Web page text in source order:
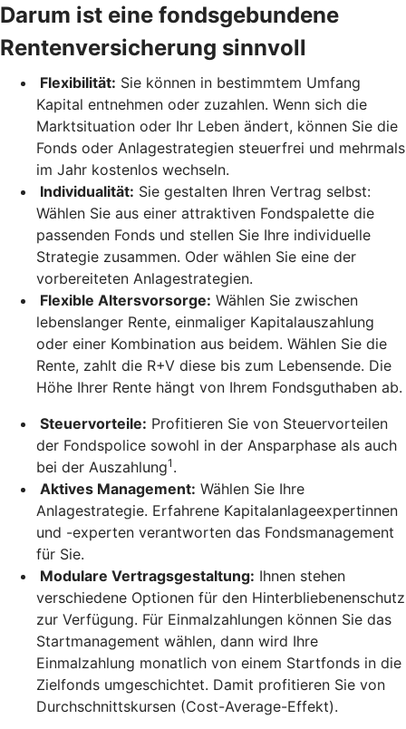
Darum ist eine fondsgebundene
Rentenversicherung sinnvoll
Flexibilität: Sie können in bestimmtem Umfang
Kapital entnehmen oder zuzahlen. Wenn sich die
Marktsituation oder Ihr Leben ändert, können Sie die
Fonds oder Anlagestrategien steuerfrei und mehrmals
im Jahr kostenlos wechseln.
Individualität: Sie gestalten Ihren Vertrag selbst:
Wählen Sie aus einer attraktiven Fondspalette die
passenden Fonds und stellen Sie Ihre individuelle
Strategie zusammen. Oder wählen Sie eine der
vorbereiteten Anlagestrategien.
Flexible Altersvorsorge: Wählen Sie zwischen
lebenslanger Rente, einmaliger Kapitalauszahlung
oder einer Kombination aus beidem. Wählen Sie die
Rente, zahlt die R+V diese bis zum Lebensende. Die
Höhe Ihrer Rente hängt von Ihrem Fondsguthaben ab.
Steuervorteile: Profitieren Sie von Steuervorteilen
der Fondspolice sowohl in der Ansparphase als auch
bei der Auszahlung1 .
Aktives Management: Wählen Sie Ihre
Anlagestrategie. Erfahrene Kapitalanlageexpertinnen
und -experten verantworten das Fondsmanagement
für Sie.
Modulare Vertragsgestaltung: Ihnen stehen
verschiedene Optionen für den Hinterbliebenenschutz
zur Verfügung. Für Einmalzahlungen können Sie das
Startmanagement wählen, dann wird Ihre
Einmalzahlung monatlich von einem Startfonds in die
Zielfonds umgeschichtet. Damit profitieren Sie von
Durchschnittskursen (Cost-Average-Effekt).